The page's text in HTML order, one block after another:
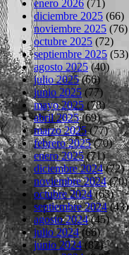
enero 2026 (71)
diciembre 2025 (66)
noviembre 2025 (76)
octubre 2025 (72)
septiembre 2025 (53)
agosto 2025(40)
julio 2025(66)
junio 2025(77)
mayo 2025(78)
abril 2025(69)
marzo 2025(77)
febrero 2025(70)
enero 2025(71)
diciembre 2024(72)
noviembre 2024(70)
octubre 2024(63)
septiembre 2024(43)
agosto 2024(45)
julio 2024(66)
junio 2024(82)